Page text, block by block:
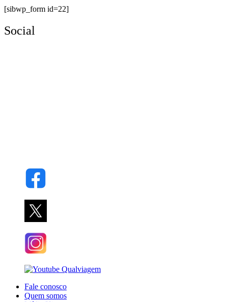
[sibwp_form id=22]
Social
Fale conosco
Quem somos